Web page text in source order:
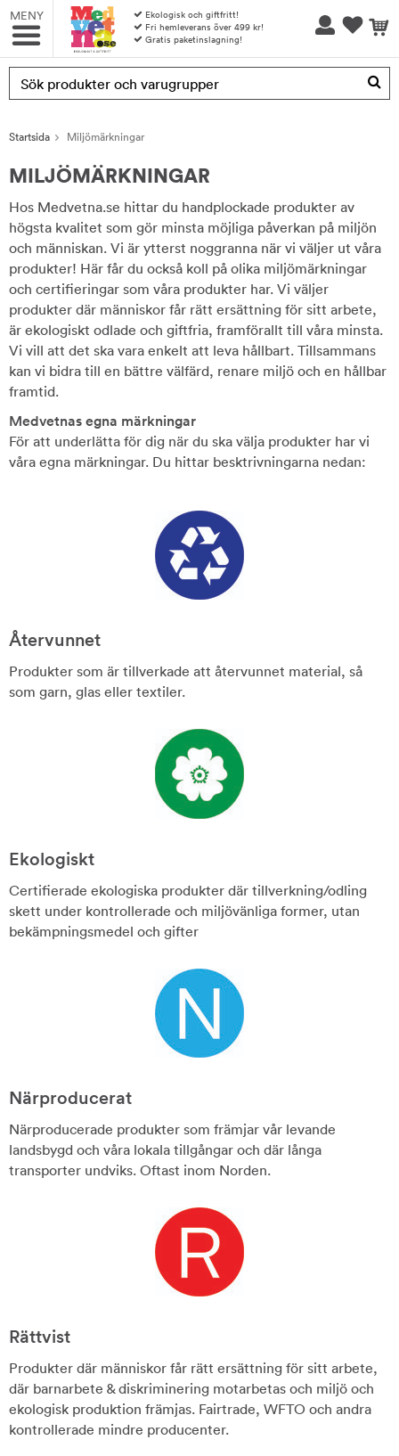
MENY
Ekologisk och giftfritt!
Fri hemleverans över 499 kr!
Gratis paketinslagning!
Produkten har blivit tillagd i varukorgen
Startsida Miljömärkningar
MILJÖMÄRKNINGAR
Hos Medvetna.se hittar du handplockade produkter av
högsta kvalitet som gör minsta möjliga påverkan på miljön
och människan. Vi är ytterst noggranna när vi väljer ut våra
produkter! Här får du också koll på olika miljömärkningar
och certifieringar som våra produkter har. Vi väljer
produkter där människor får rätt ersättning för sitt arbete,
är ekologiskt odlade och giftfria, framförallt till våra minsta.
Vi vill att det ska vara enkelt att leva hållbart. Tillsammans
kan vi bidra till en bättre välfärd, renare miljö och en hållbar
framtid.
Medvetnas egna märkningar
För att underlätta för dig när du ska välja produkter har vi
våra egna märkningar. Du hittar besktrivningarna nedan:
Återvunnet
Produkter som är tillverkade att återvunnet material, så
som garn, glas eller textiler.
Ekologiskt
Certifierade ekologiska produkter där tillverkning/odling
skett under kontrollerade och miljövänliga former, utan
bekämpningsmedel och gifter
Närproducerat
Närproducerade produkter som främjar vår levande
landsbygd och våra lokala tillgångar och där långa
transporter undviks. Oftast inom Norden.
Rättvist
Produkter där människor får rätt ersättning för sitt arbete,
där barnarbete & diskriminering motarbetas och miljö och
ekologisk produktion främjas. Fairtrade, WFTO och andra
kontrollerade mindre producenter.